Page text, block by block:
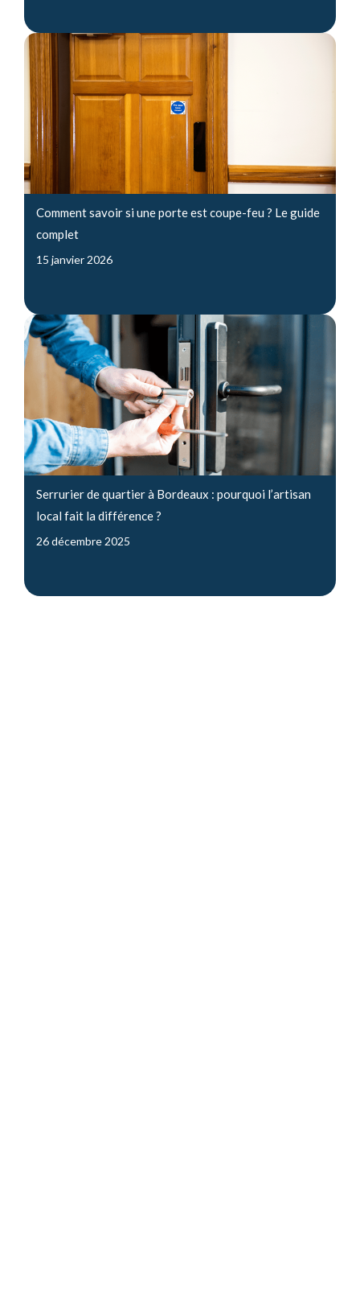
Comment savoir si une porte est coupe-feu ? Le guide
complet
15 janvier 2026
Serrurier de quartier à Bordeaux : pourquoi l’artisan
local fait la différence ?
26 décembre 2025